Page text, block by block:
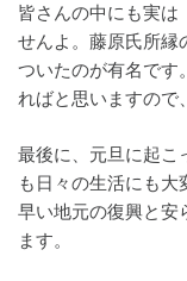
皆さんの中にも実は
せんよ。藤原氏所縁
ついたのが有名です
ればと思いますので
最後に、元旦に起こ
も日々の生活にも
早い地元の復興と安
ます。